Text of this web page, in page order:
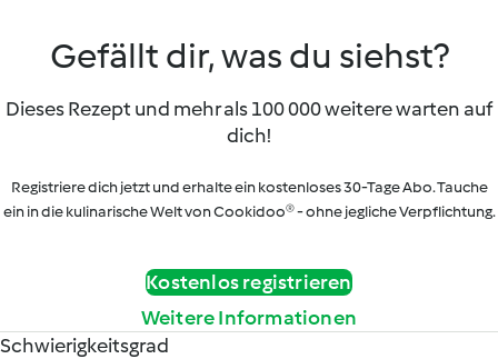
Gefällt dir, was du siehst?
Dieses Rezept und mehr als 100 000 weitere warten auf
dich!
Registriere dich jetzt und erhalte ein kostenloses 30-Tage Abo. Tauche
ein in die kulinarische Welt von Cookidoo® - ohne jegliche Verpflichtung.
Kostenlos registrieren
Weitere Informationen
Schwierigkeitsgrad